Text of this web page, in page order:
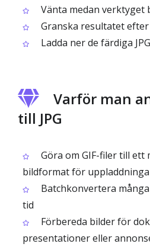
Vänta medan verktyget
Granska resultatet
Ladda ner de färdiga
Varför man
till JPG
Göra om GIF-filer till ett
bildformat för
Batchkonvertera många
tid
Förbereda bilder för
presentationer eller